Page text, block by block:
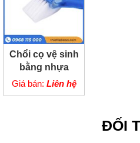
Chổi cọ vệ sinh
bằng nhựa
nhựa ABS cao
cấp
Giá bán: Liên hệ
ĐỐI